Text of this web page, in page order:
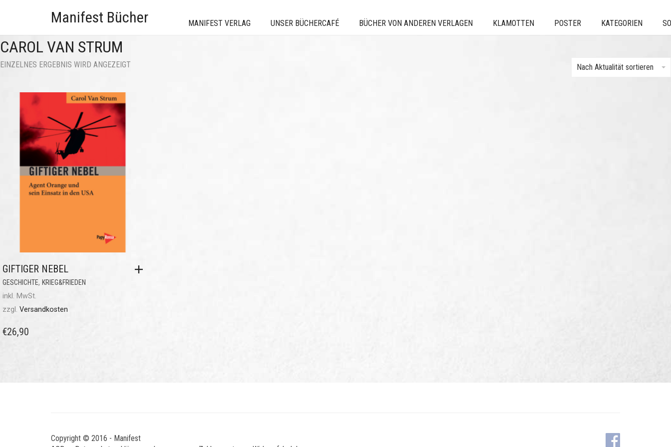
Manifest Bücher MANIFEST VERLAG UNSER BÜCHERCAFÉ BÜCHER VON ANDEREN VERLAGEN KLAMOTTEN POSTER KATEGORIEN
CAROL VAN STRUM
EINZELNES ERGEBNIS WIRD ANGEZEIGT Nach Aktualität sortieren
GIFTIGER NEBEL
GESCHICHTE, KRIEG&FRIEDEN
inkl. MwSt.
zzgl. Versandkosten
€26,90
Copyright © 2016 - Manifest